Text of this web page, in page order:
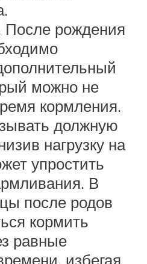
После рождения
можно не
кормления.
должную
нагрузку на
упростить
В
после родов
кормить
равные
избегая